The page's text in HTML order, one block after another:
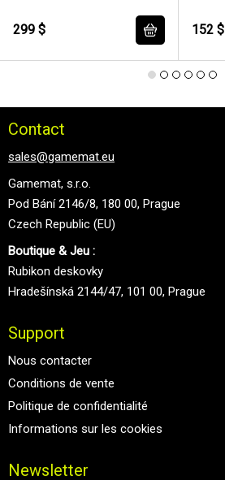
299 $ 152 $
Contact
sales@gamemat.eu
Gamemat, s.r.o.
Pod Bání 2146/8, 180 00, Prague
Czech Republic (EU)
Boutique & Jeu :
Rubikon deskovky
Hradešínská 2144/47, 101 00, Prague
Support
Nous contacter
Conditions de vente
Politique de confidentialité
Informations sur les cookies
Newsletter